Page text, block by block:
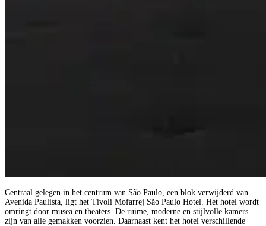
Centraal gelegen in het centrum van São Paulo, een blok verwijderd van
Avenida Paulista, ligt het Tivoli Mofarrej São Paulo Hotel. Het hotel wordt
omringt door musea en theaters. De ruime, moderne en stijlvolle kamers
zijn van alle gemakken voorzien. Daarnaast kent het hotel verschillende